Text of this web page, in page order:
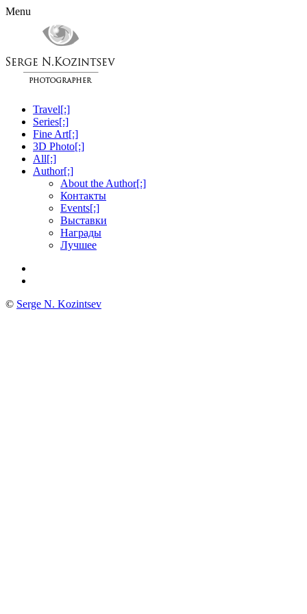
Menu
Travel[:]
Series[:]
Fine Art[:]
3D Photo[:]
All[:]
Author[:]
About the Author[:]
Контакты
Events[:]
Выставки
Награды
Лучшее
© Serge N. Kozintsev